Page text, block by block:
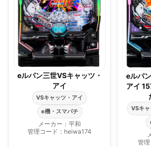
eルパン三世VSキャッツ・
アイ
VSキャッツ・アイ
e機・スマパチ
メーカー：平和
管理コード：heiwa174
eルパ
アイ
VSキ
管